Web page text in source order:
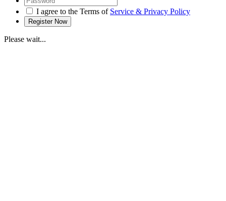
I agree to the Terms of Service & Privacy Policy
Please wait...